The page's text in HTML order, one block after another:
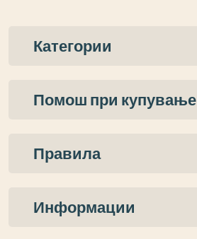
Категории
Помош при купување
Правила
Информации